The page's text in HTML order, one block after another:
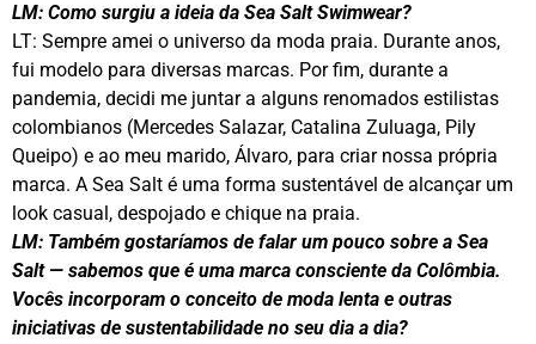
LM: Como surgiu a ideia da Sea Salt Swimwear?
LT: Sempre amei o universo da moda praia. Durante anos,
fui modelo para diversas marcas. Por fim, durante a
pandemia, decidi me juntar a alguns renomados estilistas
colombianos (Mercedes Salazar, Catalina Zuluaga, Pily
Queipo) e ao meu marido, Álvaro, para criar nossa própria
marca. A Sea Salt é uma forma sustentável de alcançar um
look casual, despojado e chique na praia.
LM: Também gostaríamos de falar um pouco sobre a Sea
Salt — sabemos que é uma marca consciente da Colômbia.
Vocês incorporam o conceito de moda lenta e outras
iniciativas de sustentabilidade no seu dia a dia?